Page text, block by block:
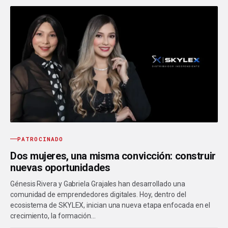
PATROCINADO
Dos mujeres, una misma convicción: construir
nuevas oportunidades
Génesis Rivera y Gabriela Grajales han desarrollado una
comunidad de emprendedores digitales. Hoy, dentro del
ecosistema de SKYLEX, inician una nueva etapa enfocada en el
crecimiento, la formación…